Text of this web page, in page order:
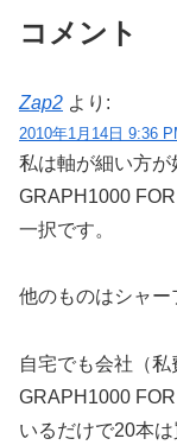
コメント
Zap2 より:
2010年1月14日 9:36
私は軸が細い方が
GRAPH1000
一択です。
他のものはシャ
自宅でも会社（
GRAPH1000
いるだけで20本は